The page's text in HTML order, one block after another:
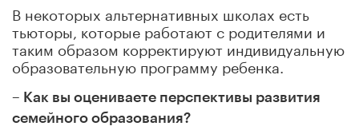
В некоторых альтернативных школах есть
тьюторы, которые работают с родителями и
таким образом корректируют индивидуальную
образовательную программу ребенка.
– Как вы оцениваете перспективы развития
семейного образования?